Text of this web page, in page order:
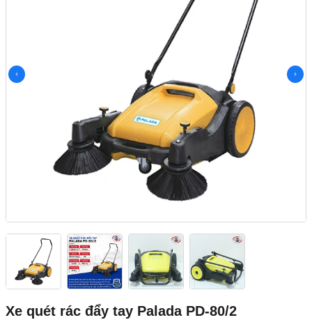
Xe quét rác đẩy tay Palada PD-80/2